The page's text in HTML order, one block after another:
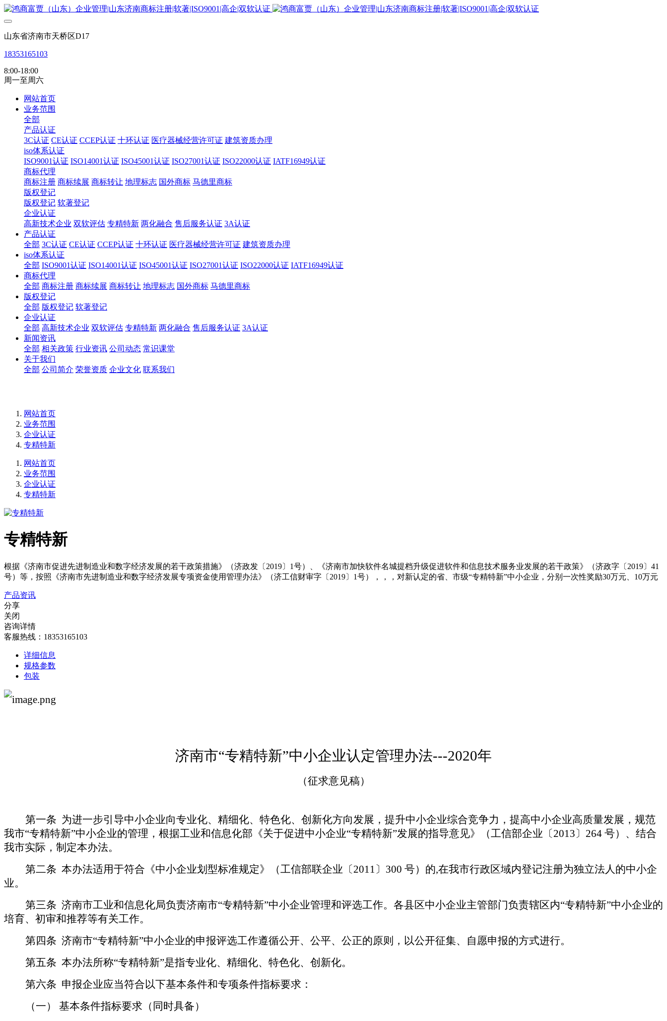
山东省济南市天桥区D17
18353165103
8:00-18:00
周一至周六
网站首页
业务范围
全部
产品认证
3C认证 CE认证 CCEP认证 十环认证 医疗器械经营许可证 建筑资质办理
iso体系认证
ISO9001认证 ISO14001认证 ISO45001认证 ISO27001认证 ISO22000认证 IATF16949认证
商标代理
商标注册 商标续展 商标转让 地理标志 国外商标 马德里商标
版权登记
版权登记 软著登记
企业认证
高新技术企业 双软评估 专精特新 两化融合 售后服务认证 3A认证
产品认证
全部 3C认证 CE认证 CCEP认证 十环认证 医疗器械经营许可证 建筑资质办理
iso体系认证
全部 ISO9001认证 ISO14001认证 ISO45001认证 ISO27001认证 ISO22000认证 IATF16949认证
商标代理
全部 商标注册 商标续展 商标转让 地理标志 国外商标 马德里商标
版权登记
全部 版权登记 软著登记
企业认证
全部 高新技术企业 双软评估 专精特新 两化融合 售后服务认证 3A认证
新闻资讯
全部 相关政策 行业资讯 公司动态 常识课堂
关于我们
全部 公司简介 荣誉资质 企业文化 联系我们
网站首页
业务范围
企业认证
专精特新
网站首页
业务范围
企业认证
专精特新
专精特新
根据《济南市促进先进制造业和数字经济发展的若干政策措施》（济政发〔2019〕1号）、《济南市加快软件名城提档升级促进软件和信息技术服务业发展的若干政策》（济政字〔2019〕41
号）等，按照《济南市先进制造业和数字经济发展专项资金使用管理办法》（济工信财审字〔2019〕1号），，，对新认定的省、市级“专精特新”中小企业，分别一次性奖励30万元、10万元
产品资讯
分享
关闭
咨询详情
客服热线：18353165103
详细信息
规格参数
包装
济南市“专精特新”中小企业认定管理办法---2020年
（征求意见稿）
第一条 为进一步引导中小企业向专业化、精细化、特色化、创新化方向发展， 提升中小企业综合竞争力， 提高中小企业高质量发展，规范
我市“专精特新”中小企业的管理，根据工业和信息化部《关于促进中小企业“专精特新”发展的指导意见》（工信部企业〔2013〕264 号）、结合
我市实际，制定本办法。
第二条 本办法适用于符合《中小企业划型标准规定》（工信部联企业〔2011〕300 号）的,在我市行政区域内登记注册为独立法人的中小企
业。
第三条 济南市工业和信息化局负责济南市“专精特新”中小企业管理和评选工作。各县区中小企业主管部门负责辖区内“专精特新”中小企业的
培育、初审和推荐等有关工作。
第四条 济南市“专精特新”中小企业的申报评选工作遵循公开、公平、公正的原则，以公开征集、自愿申报的方式进行。
第五条 本办法所称“专精特新”是指专业化、精细化、特色化、创新化。
第六条 申报企业应当符合以下基本条件和专项条件指标要求 ：
（一） 基本条件指标要求（同时具备）